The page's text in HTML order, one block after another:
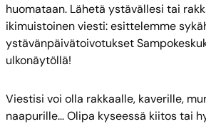
huomataan. Lähetä ystävällesi tai
ikimuistoinen viesti: esittelemme
ystävänpäivätoivotukset
ulkonäytöllä!
Viestisi voi olla rakkaalle, kaverille,
naapurille… Olipa kyseessä kiitos tai